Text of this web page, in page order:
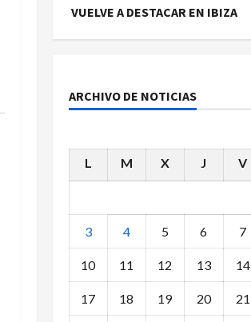
VUELVE A DESTACAR EN IBIZA
ARCHIVO DE NOTICIAS
L M X J V
3 4 5 6 7
10 11 12 13 14
17 18 19 20 21